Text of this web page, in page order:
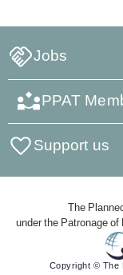
Jobs
PPAT
Support us
The
under the Patronage
Copyright © The